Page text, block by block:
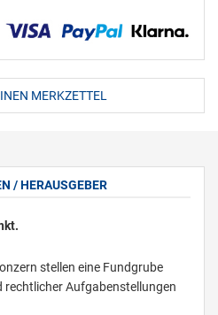
MERKZETTEL
/ HERAUSGEBER
stellen eine Fundgrube
Aufgabenstellungen